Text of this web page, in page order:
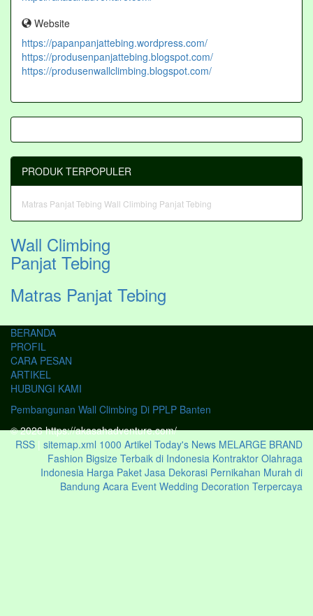
Website
https://papanpanjattebing.wordpress.com/
https://produsenpanjattebing.blogspot.com/
https://produsenwallclimbing.blogspot.com/
PRODUK TERPOPULER
Matras Panjat Tebing Wall Climbing Panjat Tebing
Wall Climbing
Panjat Tebing
Matras Panjat Tebing
BERANDA
PROFIL
CARA PESAN
ARTIKEL
HUBUNGI KAMI
Pembangunan Wall Climbing Di PPLP Banten
© 2026 https://akasahadventure.com/
RSS | sitemap.xml 1000 Artikel Today's News MELARGE BRAND
Fashion Bigsize Terbaik di Indonesia Kontraktor Olahraga
Indonesia Harga Paket Jasa Dekorasi Pernikahan Murah di
Bandung Acara Event Wedding Decoration Terpercaya